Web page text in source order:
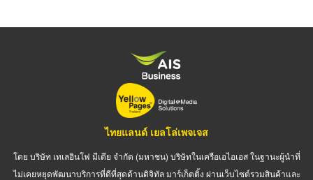
ไทยแลนด์ เยลโล่เพจเจส
โดย บริษัท เทเลอินโฟ มีเดีย จำกัด (มหาชน) บริษัทในเครือเอไอเอส ในฐานะผู้นำที่
ไม่เคยหยุดพัฒนาบริการที่ดีที่สุดด้านดิจิทัล มาร์เก็ตติ้ง ผ่านเว็บไซต์รวมสินค้าและ